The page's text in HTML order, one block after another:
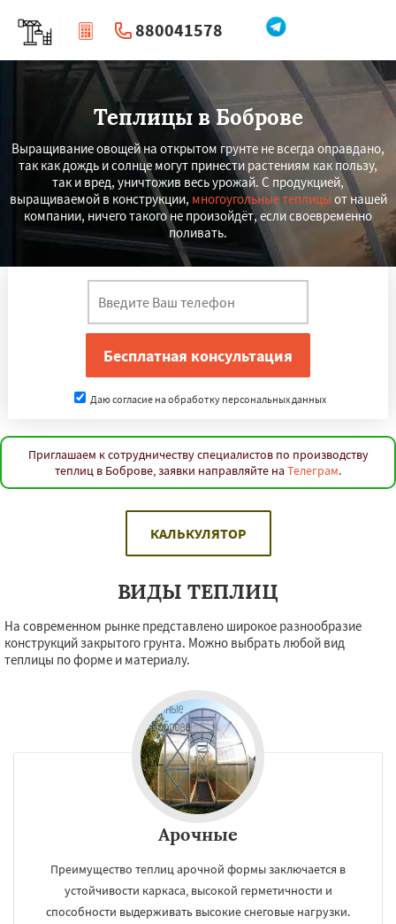
880041578
| Перезвоните мне
Теплицы в Боброве
Выращивание овощей на открытом грунте не всегда оправдано,
так как дождь и солнце могут принести растениям как пользу,
так и вред, уничтожив весь урожай. С продукцией,
выращиваемой в конструкции, многоугольные теплицы от нашей
компании, ничего такого не произойдёт, если своевременно
поливать.
Даю согласие на обработку персональных данных
Приглашаем к сотрудничеству специалистов по производству
теплиц в Боброве, заявки направляйте на Телеграм.
КАЛЬКУЛЯТОР
ВИДЫ ТЕПЛИЦ
На современном рынке представлено широкое разнообразие
конструкций закрытого грунта. Можно выбрать любой вид
теплицы по форме и материалу.
Арочные
Преимущество теплиц арочной формы заключается в
устойчивости каркаса, высокой герметичности и
способности выдерживать высокие снеговые нагрузки.